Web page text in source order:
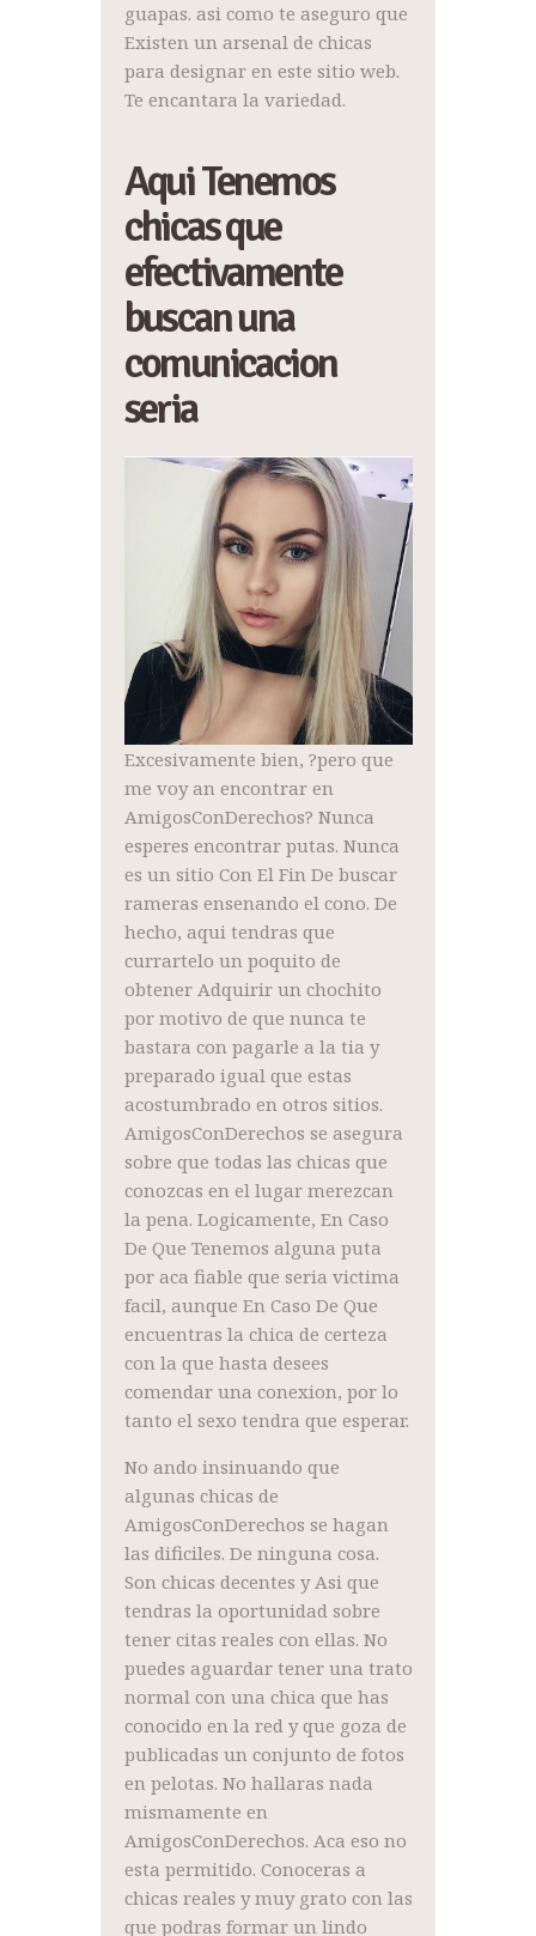
guapas. asi como te aseguro que
Existen un arsenal de chicas
para designar en este sitio web.
Te encantara la variedad.
Aqui Tenemos
chicas que
efectivamente
buscan una
comunicacion
seria
Excesivamente bien, ?pero que
me voy an encontrar en
AmigosConDerechos? Nunca
esperes encontrar putas. Nunca
es un sitio Con El Fin De buscar
rameras ensenando el cono. De
hecho, aqui tendras que
currartelo un poquito de
obtener Adquirir un chochito
por motivo de que nunca te
bastara con pagarle a la tia y
preparado igual que estas
acostumbrado en otros sitios.
AmigosConDerechos se asegura
sobre que todas las chicas que
conozcas en el lugar merezcan
la pena. Logicamente, En Caso
De Que Tenemos alguna puta
por aca fiable que seria victima
facil, aunque En Caso De Que
encuentras la chica de certeza
con la que hasta desees
comendar una conexion, por lo
tanto el sexo tendra que esperar.
No ando insinuando que
algunas chicas de
AmigosConDerechos se hagan
las dificiles. De ninguna cosa.
Son chicas decentes y Asi que
tendras la oportunidad sobre
tener citas reales con ellas. No
puedes aguardar tener una trato
normal con una chica que has
conocido en la red y que goza de
publicadas un conjunto de fotos
en pelotas. No hallaras nada
mismamente en
AmigosConDerechos. Aca eso no
esta permitido. Conoceras a
chicas reales y muy grato con las
que podras formar un lindo